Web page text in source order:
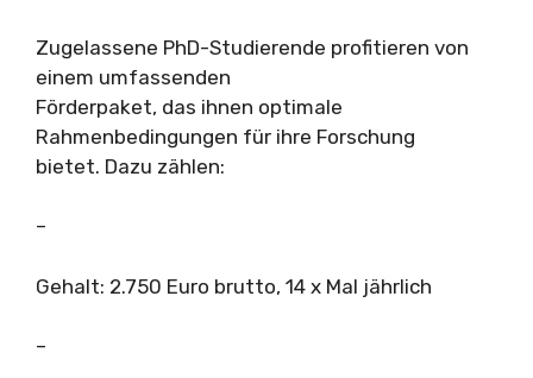
Zugelassene PhD-Studierende profitieren von
einem umfassenden
Förderpaket, das ihnen optimale
Rahmenbedingungen für ihre Forschung
bietet. Dazu zählen:
–
Gehalt: 2.750 Euro brutto, 14 x Mal jährlich
–